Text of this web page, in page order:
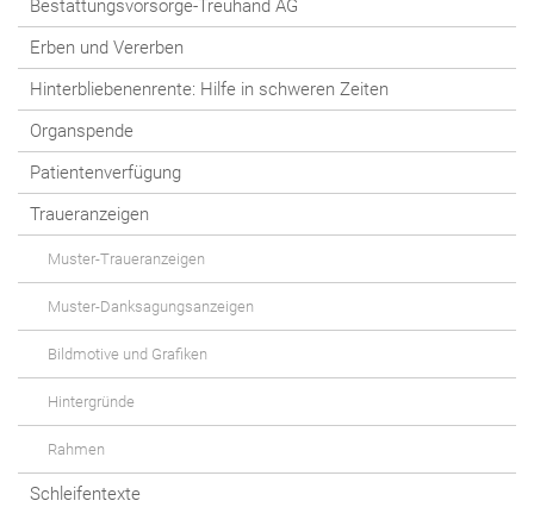
Bestattungsvorsorge-Treuhand AG
Erben und Vererben
Hinterbliebenenrente: Hilfe in schweren Zeiten
Organspende
Patientenverfügung
Traueranzeigen
Muster-Traueranzeigen
Muster-Danksagungsanzeigen
Bildmotive und Grafiken
Hintergründe
Rahmen
Schleifentexte